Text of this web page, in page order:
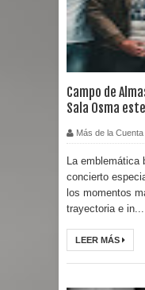
Campo de
Sala Osma
Más de la Cuenta
La emblemática
concierto
los momentos
trayectoria e in...
LEER MÁS